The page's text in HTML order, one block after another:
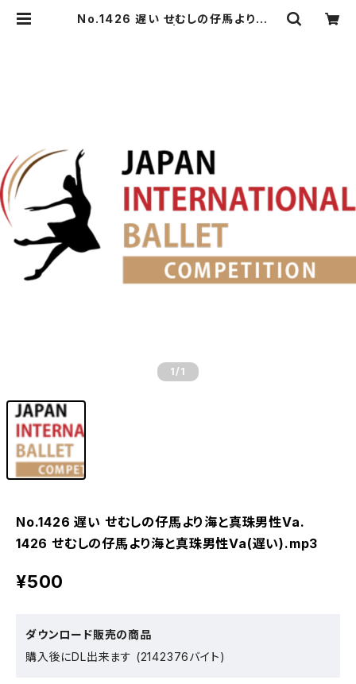
No.1426 遅い せむしの仔馬より海と
1 /1
No.1426 遅い せむしの仔馬より海と真珠男性Va.
1426 せむしの仔馬より海と真珠男性Va(遅い).mp3
¥500
ダウンロード販売の商品
購入後にDL出来ます (2142376バイト)